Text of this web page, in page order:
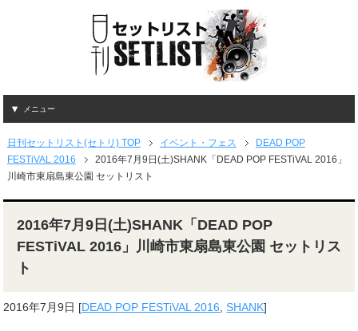
メニュー
日刊セットリスト(セトリ) TOP イベント・フェス
DEAD POP
FESTiVAL 2016
2016年7月9日(土)SHANK「DEAD POP FESTiVAL 2016」
川崎市東扇島東公園 セットリスト
2016年7月9日(土)SHANK「DEAD POP
FESTiVAL 2016」川崎市東扇島東公園 セットリス
ト
2016年7月9日 [DEAD POP FESTiVAL 2016,SHANK]